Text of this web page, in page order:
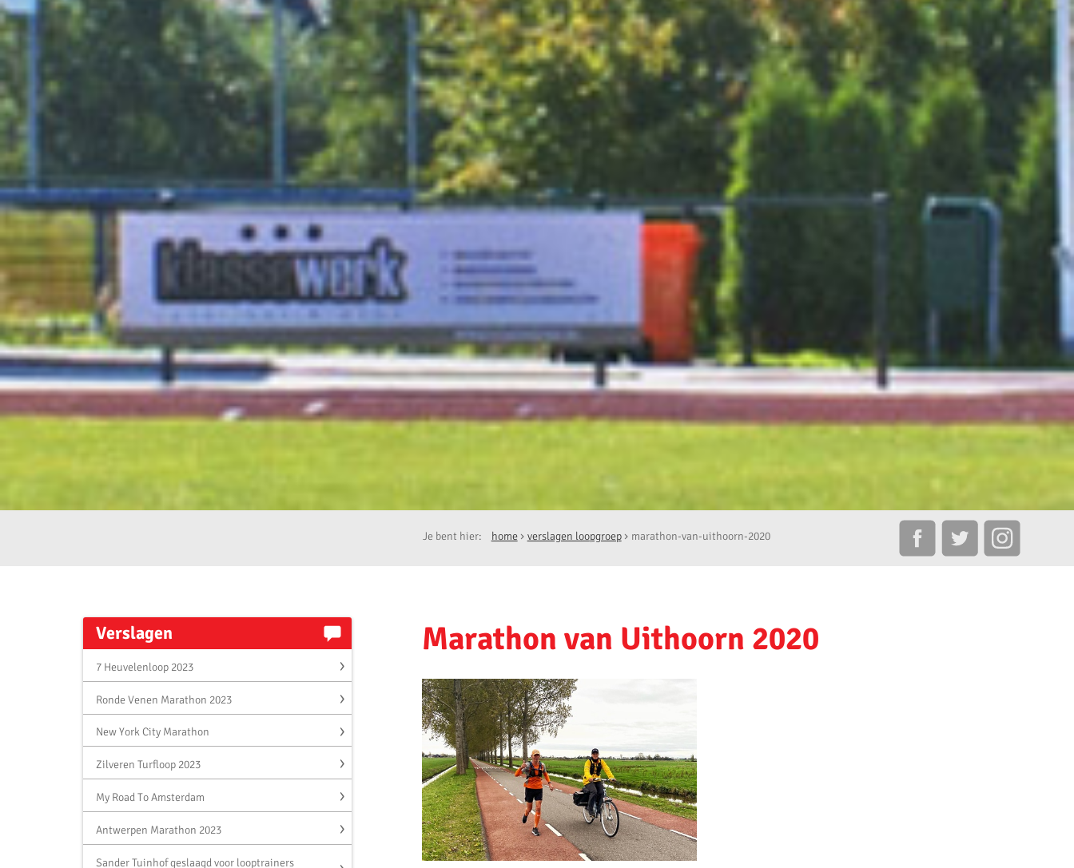
Je bent hier: home verslagen loopgroep marathon-van-uithoorn-2020
Verslagen
7 Heuvelenloop 2023
Ronde Venen Marathon 2023
New York City Marathon
Zilveren Turfloop 2023
My Road To Amsterdam
Antwerpen Marathon 2023
Sander Tuinhof geslaagd voor looptrainers
Marathon van Uithoorn 2020